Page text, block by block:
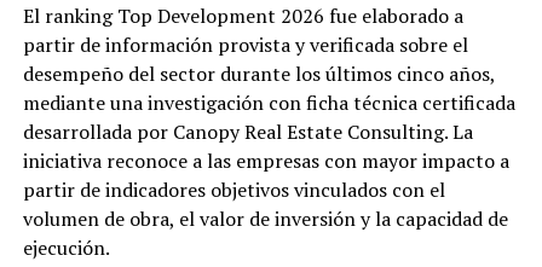
El ranking Top Development 2026 fue elaborado a
partir de información provista y verificada sobre el
desempeño del sector durante los últimos cinco años,
mediante una investigación con ficha técnica certificada
desarrollada por Canopy Real Estate Consulting. La
iniciativa reconoce a las empresas con mayor impacto a
partir de indicadores objetivos vinculados con el
volumen de obra, el valor de inversión y la capacidad de
ejecución.